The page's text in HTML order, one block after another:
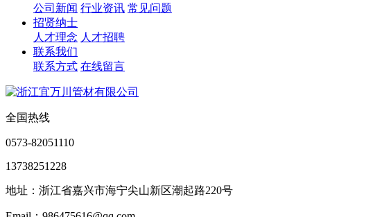
公司新闻 行业资讯 常见问题
招贤纳士
人才理念 人才招聘
联系我们
联系方式 在线留言
全国热线
0573-82051110
13738251228
地址：浙江省嘉兴市海宁尖山新区潮起路220号